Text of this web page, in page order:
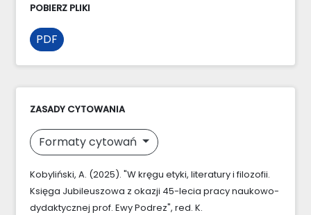
POBIERZ PLIKI
PDF
ZASADY CYTOWANIA
Formaty cytowań
Kobyliński, A. (2025). "W kręgu etyki, literatury i filozofii.
Księga Jubileuszowa z okazji 45-lecia pracy naukowo-
dydaktycznej prof. Ewy Podrez", red. K.